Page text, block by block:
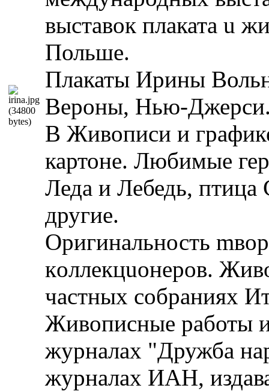
выставок плаката u
Польше.
Плакаты Ирины
Вероны, Hью-
В Живописи и
картоне. Любимые
Леда и Лебедь,
другие.
Оригинальность
кoллeкцuoнepoв.
частных собраниях
Живописные работы
журналах "Дружба
журналах ИАН,